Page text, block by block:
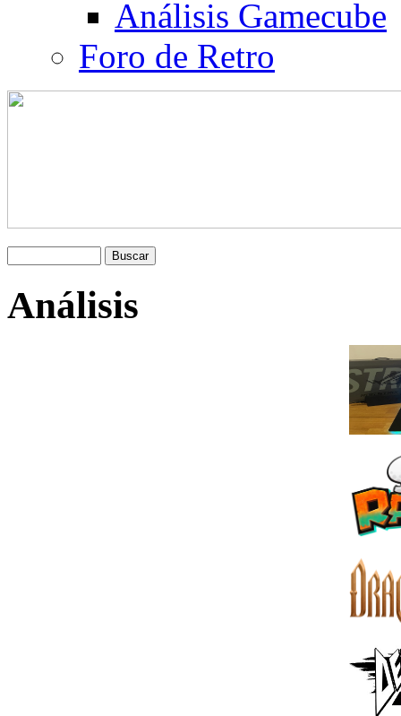
Análisis Gamecube
Foro de Retro
Análisis